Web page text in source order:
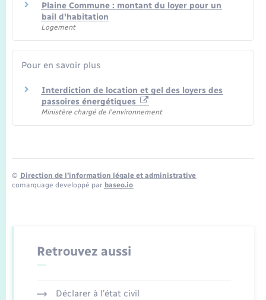
Plaine Commune : montant du loyer pour un
bail d'habitation
Logement
Pour en savoir plus
Interdiction de location et gel des loyers des
passoires énergétiques
Ministère chargé de l'environnement
© Direction de l’information légale et administrative
comarquage developpé par baseo.io
Retrouvez aussi
Déclarer à l’état civil